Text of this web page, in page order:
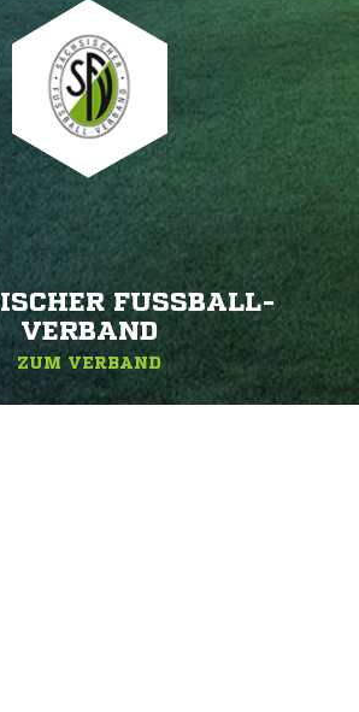
FUSSBALL-V
ERBAND
ZUM VERBAND